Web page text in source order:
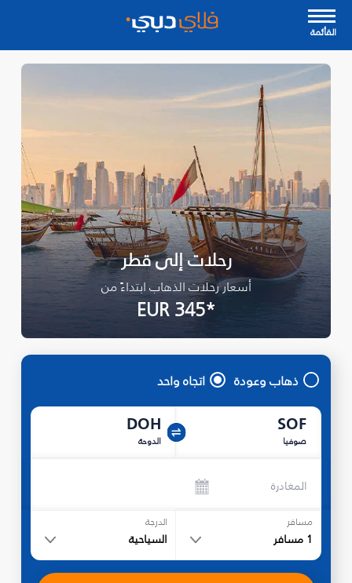
القأئمة
رحلات إلى قطر
أسعار رحلات الذهاب ابتداءً من
*EUR 345
ذهاب وعودة اتجاه واحد
SOF
صوفيا
DOH
الدوحة
المغادرة
مسافر
1 مسافر
الدرجة
السياحية